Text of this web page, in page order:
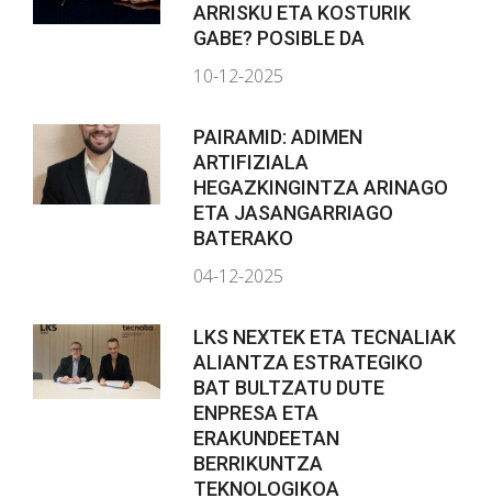
ARRISKU ETA KOSTURIK
GABE? POSIBLE DA
10-12-2025
PAIRAMID: ADIMEN
ARTIFIZIALA
HEGAZKINGINTZA ARINAGO
ETA JASANGARRIAGO
BATERAKO
04-12-2025
LKS NEXTEK ETA TECNALIAK
ALIANTZA ESTRATEGIKO
BAT BULTZATU DUTE
ENPRESA ETA
ERAKUNDEETAN
BERRIKUNTZA
TEKNOLOGIKOA